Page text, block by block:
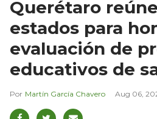
Querétaro
estados para
evaluación de
educativos de
Martín García Chavero Aug 06,